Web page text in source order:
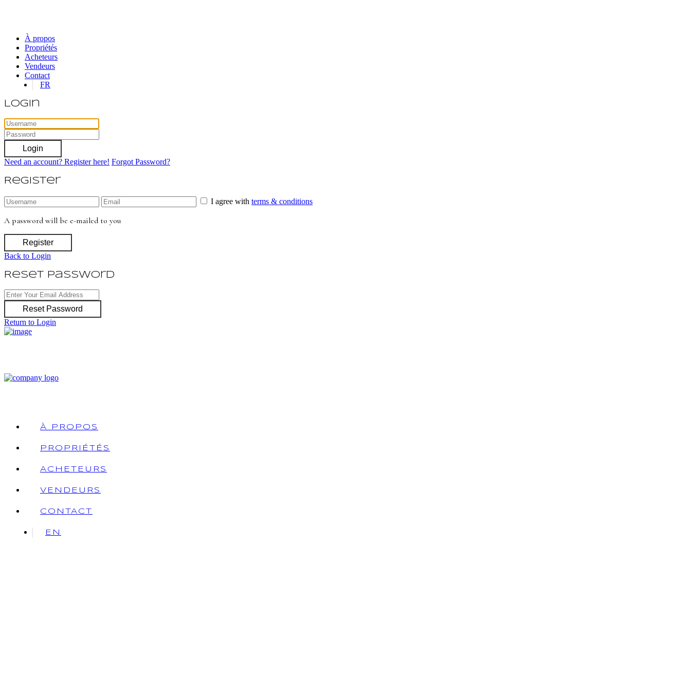
À propos
Propriétés
Acheteurs
Vendeurs
Contact
FR
Login
Login
Need an account? Register here! Forgot Password?
Register
I agree with terms & conditions
A password will be e-mailed to you
Register
Back to Login
Reset Password
Reset Password
Return to Login
À PROPOS
PROPRIÉTÉS
ACHETEURS
VENDEURS
CONTACT
EN